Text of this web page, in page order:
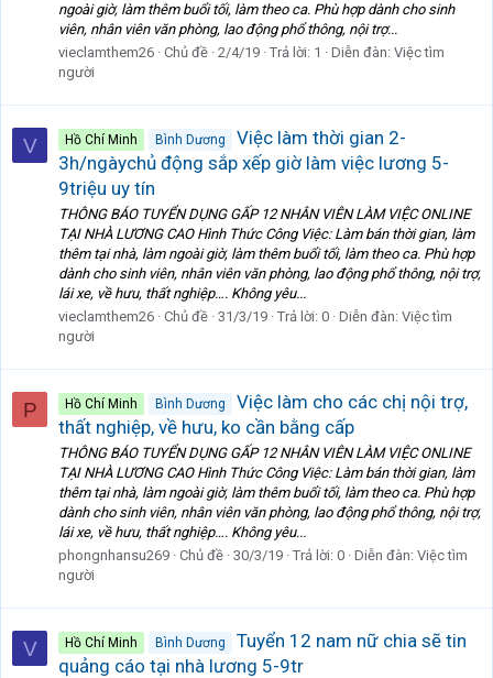
ngoài giờ, làm thêm buổi tối, làm theo ca. Phù hợp dành cho sinh
viên, nhân viên văn phòng, lao động phổ thông, nội trợ...
vieclamthem26 Chủ đề 2/4/19 Trả lời: 1 Diễn đàn: Việc tìm
người
V Hồ Chí Minh Bình Dương
Việc làm thời gian 2-
3h/ngàychủ động sắp xếp giờ làm việc lương 5-
9triệu uy tín
THÔNG BÁO TUYỂN DỤNG GẤP 12 NHÂN VIÊN LÀM VIỆC ONLINE
TẠI NHÀ LƯƠNG CAO Hình Thức Công Việc: Làm bán thời gian, làm
thêm tại nhà, làm ngoài giờ, làm thêm buổi tối, làm theo ca. Phù hợp
dành cho sinh viên, nhân viên văn phòng, lao động phổ thông, nội trợ,
lái xe, về hưu, thất nghiệp…. Không yêu...
vieclamthem26 Chủ đề 31/3/19 Trả lời: 0 Diễn đàn: Việc tìm
người
P Hồ Chí Minh Bình Dương
Việc làm cho các chị nội trợ,
thất nghiệp, về hưu, ko cần bằng cấp
THÔNG BÁO TUYỂN DỤNG GẤP 12 NHÂN VIÊN LÀM VIỆC ONLINE
TẠI NHÀ LƯƠNG CAO Hình Thức Công Việc: Làm bán thời gian, làm
thêm tại nhà, làm ngoài giờ, làm thêm buổi tối, làm theo ca. Phù hợp
dành cho sinh viên, nhân viên văn phòng, lao động phổ thông, nội trợ,
lái xe, về hưu, thất nghiệp…. Không yêu...
phongnhansu269 Chủ đề 30/3/19 Trả lời: 0 Diễn đàn: Việc tìm
người
V Hồ Chí Minh Bình Dương
Tuyển 12 nam nữ chia sẽ tin
quảng cáo tại nhà lương 5-9tr